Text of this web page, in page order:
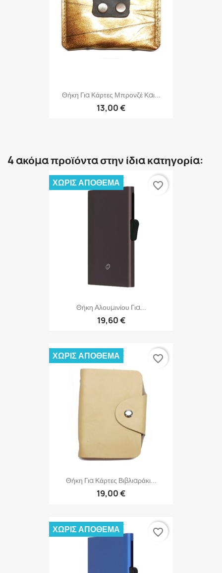
Θήκη Για Κάρτες Μπρονζέ Και...
13,00 €
4 ακόμα προϊόντα στην ίδια κατηγορία:
Θήκη Αλουμινίου Για...
19,60 €
ΧΩΡΊΣ ΑΠΌΘΕΜΑ favorite_border
Θήκη Για Κάρτες Βιβλιαράκι...
19,00 €
ΧΩΡΊΣ ΑΠΌΘΕΜΑ favorite_border
ΧΩΡΊΣ ΑΠΌΘΕΜΑ favorite_border